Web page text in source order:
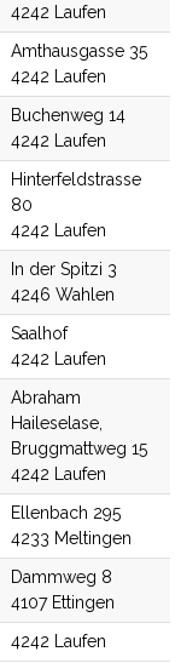
4242 Laufen
Amthausgasse 35
4242 Laufen
Buchenweg 14
4242 Laufen
Hinterfeldstrasse
80
4242 Laufen
In der Spitzi 3
4246 Wahlen
Saalhof
4242 Laufen
Abraham
Haileselase,
Bruggmattweg 15
4242 Laufen
Ellenbach 295
4233 Meltingen
Dammweg 8
4107 Ettingen
4242 Laufen